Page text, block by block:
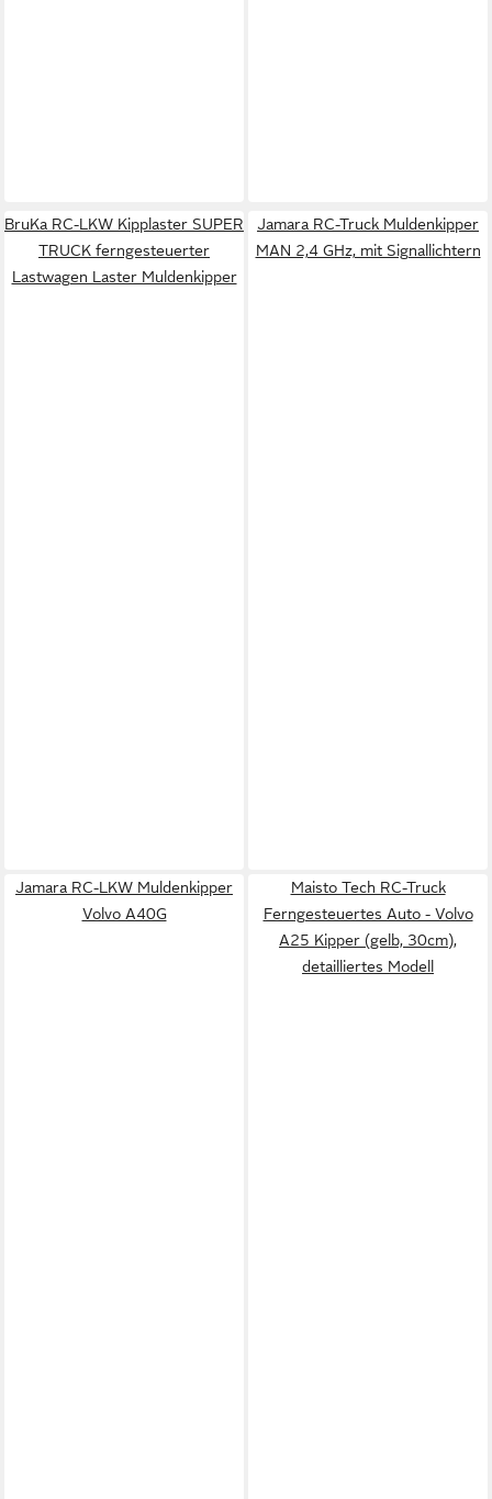
BruKa RC-LKW Kipplaster SUPER
TRUCK ferngesteuerter
Lastwagen Laster Muldenkipper
Jamara RC-Truck Muldenkipper
MAN 2,4 GHz, mit Signallichtern
Jamara RC-LKW Muldenkipper
Volvo A40G
Maisto Tech RC-Truck
Ferngesteuertes Auto - Volvo
A25 Kipper (gelb, 30cm),
detailliertes Modell